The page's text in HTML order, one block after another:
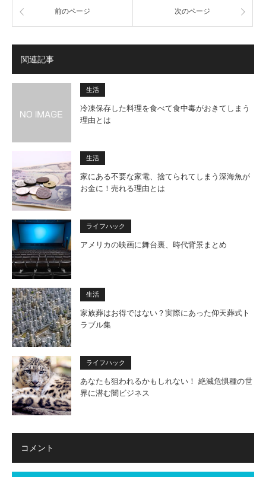
前のページ 次のページ
関連記事
生活
冷凍保存した料理を食べて食中毒がおきてしまう
理由とは
生活
家にある不要な家電、捨てられてしまう深海魚が
お金に！売れる理由とは
ライフハック
アメリカの映画に舞台裏、時代背景まとめ
生活
家族葬はお得ではない？実際にあった仰天葬式ト
ラブル集
ライフハック
あなたも狙われるかもしれない！ 絶滅危惧種の世
界に潜む闇ビジネス
コメント